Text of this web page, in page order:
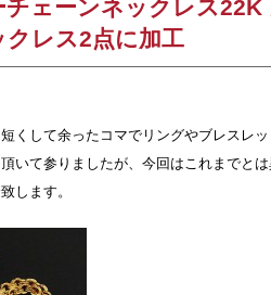
チェーンネックレス22K
クレス2点に加工
くして余ったコマでリングやブレスレ
いて参りましたが、今回はこれまでと
します。